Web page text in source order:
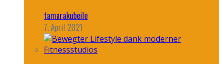
tamarakubeile
7. April 2021